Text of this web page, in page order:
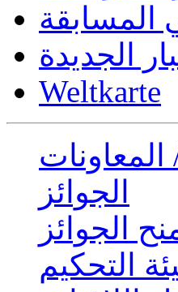
المسابقة
الجديدة
Weltkarte
المعاونات
الجوائز
الجوائز
التحكيم